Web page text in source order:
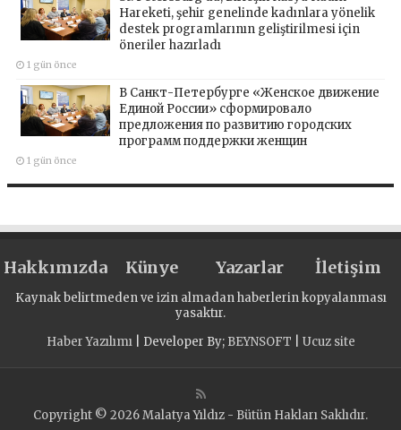
Hareketi, şehir genelinde kadınlara yönelik
destek programlarının geliştirilmesi için
öneriler hazırladı
1 gün önce
В Санкт-Петербурге «Женское движение
Единой России» сформировало
предложения по развитию городских
программ поддержки женщин
1 gün önce
Hakkımızda Künye Yazarlar İletişim
Kaynak belirtmeden ve izin almadan haberlerin kopyalanması
yasaktır.
Haber Yazılımı| Developer By; BEYNSOFT Ucuz site
Copyright © 2026 Malatya Yıldız - Bütün Hakları Saklıdır.